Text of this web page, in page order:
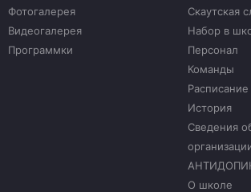
Фотогалерея
Видеогалерея
Программки
Скаутская
Набор в
Персонал
Команды
Расписание
История
Сведения
О школе